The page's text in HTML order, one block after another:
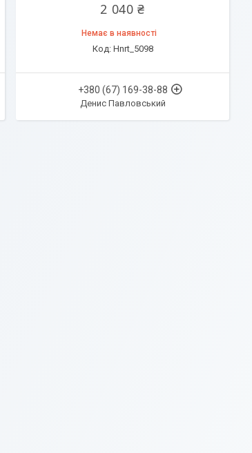
2 040 ₴
Немає в наявності
Hnrt_5098
+380 (67) 169-38-88
Денис Павловський